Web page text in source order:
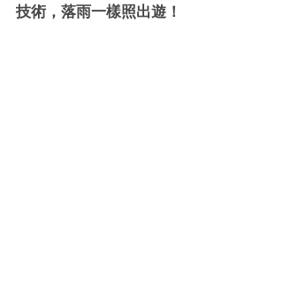
技術，落雨一樣照出遊！